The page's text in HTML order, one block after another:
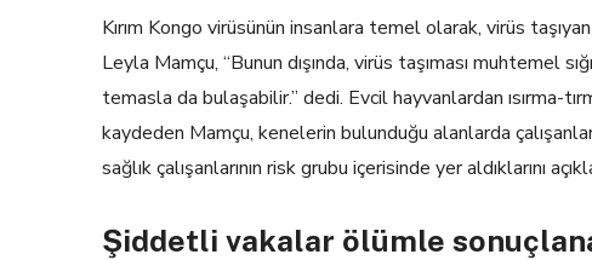
Kırım Kongo virüsünün insanlara temel olarak, virüs
Leyla Mamçu, “Bunun dışında, virüs taşıması muhtemel
temasla da bulaşabilir.” dedi. Evcil hayvanlardan ısırma-
kaydeden Mamçu, kenelerin bulunduğu alanlarda
sağlık çalışanlarının risk grubu içerisinde yer aldıklarını
Şiddetli vakalar ölümle